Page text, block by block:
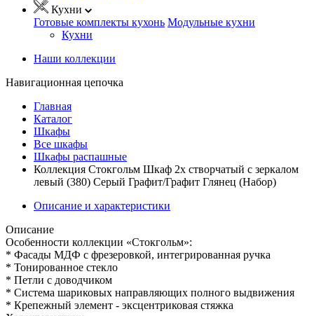
Кухни
Готовые комплекты кухонь Модульные кухни
Кухни
Наши коллекции
Навигационная цепочка
Главная
Каталог
Шкафы
Все шкафы
Шкафы распашные
Коллекция Стокгольм Шкаф 2х створчатый с зеркалом
левый (380) Серый Графит/Графит Глянец (Набор)
Описание и характеристики
Описание
Особенности коллекции «Стокгольм»:
* Фасады МДФ с фрезеровкой, интегрированная ручка
* Тонированное стекло
* Петли с доводчиком
* Система шариковых направляющих полного выдвижения
* Крепежный элемент - эксцентриковая стяжка